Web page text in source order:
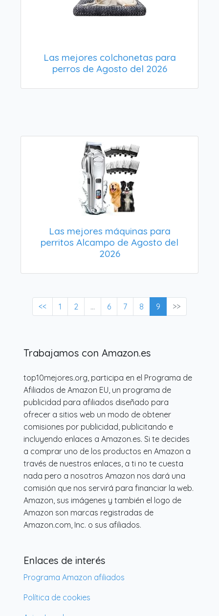
Las mejores colchonetas para
perros de Agosto del 2026
Las mejores máquinas para
perritos Alcampo de Agosto del
2026
<< 1 2 ... 6 7 8 9 >>
Trabajamos con Amazon.es
top10mejores.org, participa en el Programa de
Afiliados de Amazon EU, un programa de
publicidad para afiliados diseñado para
ofrecer a sitios web un modo de obtener
comisiones por publicidad, publicitando e
incluyendo enlaces a Amazon.es. Si te decides
a comprar uno de los productos en Amazon a
través de nuestros enlaces, a ti no te cuesta
nada pero a nosotros Amazon nos dará una
comisión que nos servirá para financiar la web.
Amazon, sus imágenes y también el logo de
Amazon son marcas registradas de
Amazon.com, Inc. o sus afiliados.
Enlaces de interés
Programa Amazon afiliados
Política de cookies